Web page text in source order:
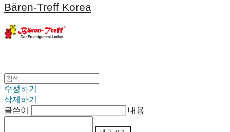
Bären-Treff Korea
수정하기
삭제하기
글쓴이
내용